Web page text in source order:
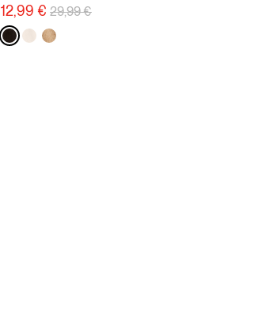
12,99 € Preisreduzierung von
29,99 €auf